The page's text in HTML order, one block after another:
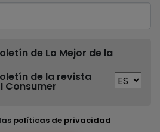
de Lo Mejor de la
de la revista
Consumer
políticas de privacidad